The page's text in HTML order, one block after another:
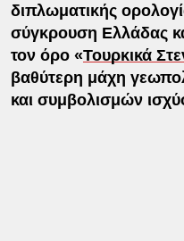
διπλωματικής
σύγκρουση Ελλάδας
τον όρο «Τουρκικά
βαθύτερη μάχη
και συμβολισμών